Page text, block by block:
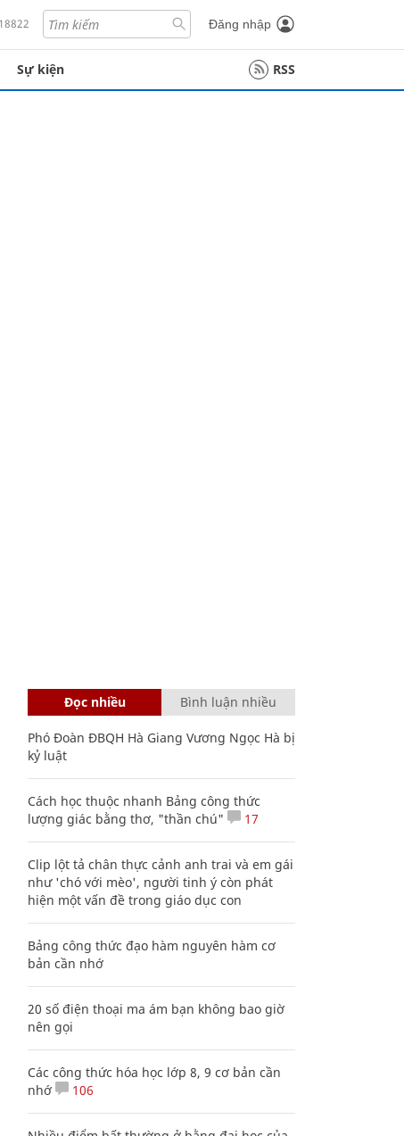
Đăng nhập
Sự kiện RSS
Đọc nhiều Bình luận nhiều
Phó Đoàn ĐBQH Hà Giang Vương Ngọc Hà bị
kỷ luật
Cách học thuộc nhanh Bảng công thức
lượng giác bằng thơ, "thần chú"
17
Clip lột tả chân thực cảnh anh trai và em gái
như 'chó với mèo', người tinh ý còn phát
hiện một vấn đề trong giáo dục con
Bảng công thức đạo hàm nguyên hàm cơ
bản cần nhớ
20 số điện thoại ma ám bạn không bao giờ
nên gọi
Các công thức hóa học lớp 8, 9 cơ bản cần
nhớ
106